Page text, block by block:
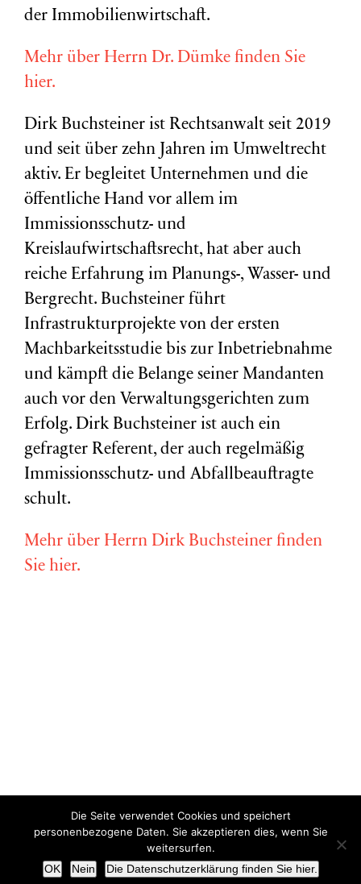
der Immobilienwirtschaft.
Mehr über Herrn Dr. Dümke finden Sie
hier.
Dirk Buchsteiner ist Rechtsanwalt seit 2019
und seit über zehn Jahren im Umweltrecht
aktiv. Er begleitet Unternehmen und die
öffentliche Hand vor allem im
Immissionsschutz- und
Kreislaufwirtschaftsrecht, hat aber auch
reiche Erfahrung im Planungs-, Wasser- und
Bergrecht. Buchsteiner führt
Infrastrukturprojekte von der ersten
Machbarkeitsstudie bis zur Inbetriebnahme
und kämpft die Belange seiner Mandanten
auch vor den Verwaltungsgerichten zum
Erfolg. Dirk Buchsteiner ist auch ein
gefragter Referent, der auch regelmäßig
Immissionsschutz- und Abfallbeauftragte
schult.
Mehr über Herrn Dirk Buchsteiner finden
Sie hier.
Copyright © Miriam Vollmer 2018-2022 |Impressum|Datenschutz
X
Die Seite verwendet Cookies und speichert
personenbezogene Daten. Sie akzeptieren dies, wenn Sie
weitersurfen.
OK
Nein Die Datenschutzerklärung finden Sie hier.